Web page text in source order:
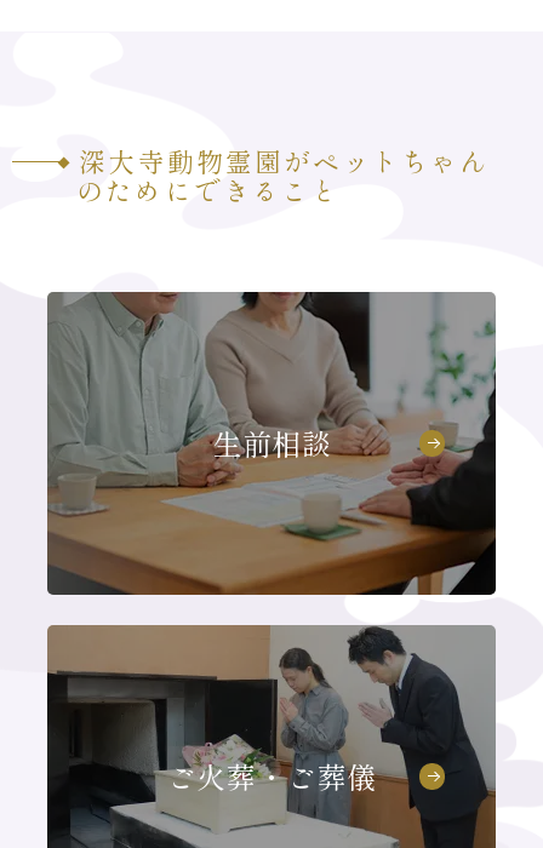
深大寺動物霊園がペットちゃん
のためにできること
生前相談
ご火葬・ご葬儀